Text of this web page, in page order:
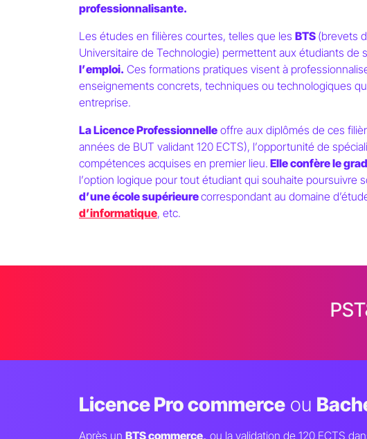
Licence
une formation
Paris School ofTechnology & Business
professionnalisante.
Les études en filières courtes, telles que les BTS (brevets
Universitaire de Technologie) permettent aux étudiants de
l’emploi. Ces formations pratiques visent à
enseignements concrets, techniques ou technologiques
entreprise.
La Licence Professionnelle offre aux diplômés de ces
années de BUT validant 120 ECTS), l’opportunité de
compétences acquises en premier lieu. Elle confère le
l’option logique pour tout étudiant qui souhaite poursuivre
d’une école supérieurecorrespondant au domaine
d’informatique, etc.
Licence Pro commerce ou
Après un BTS commerce, ou la validation de 120 ECTS